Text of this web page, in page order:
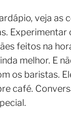
veja as
Experimentar
feitos na
melhor. E
os baristas.
café.